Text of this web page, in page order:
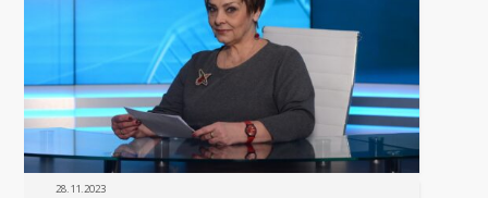
28.11.2023